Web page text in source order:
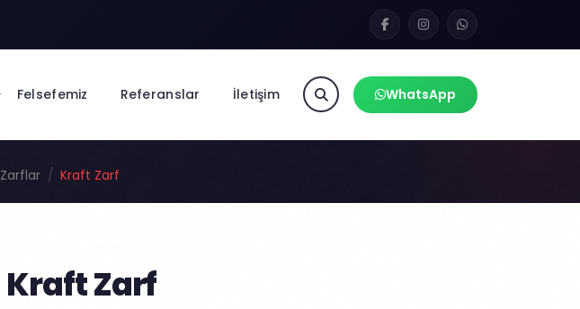
Felsefemiz Referanslar İletişim WhatsApp
Zarflar Kraft Zarf
Kraft Zarf